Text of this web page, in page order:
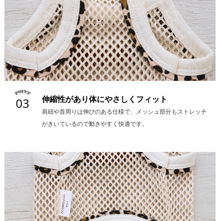
03 伸縮性があり体にやさしくフィット
肩紐や首周りは伸びのある仕様で、メッシュ部分もストレッチ
がきいているので動きやすく快適です。